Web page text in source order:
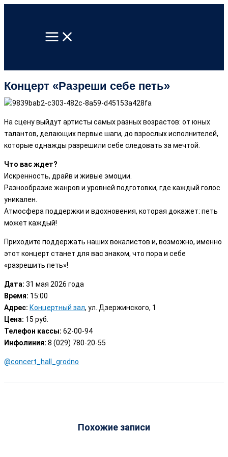
содержимому
Концерт «Разреши себе петь»
На сцену выйдут артисты самых разных возрастов: от юных
талантов, делающих первые шаги, до взрослых исполнителей,
которые однажды разрешили себе следовать за мечтой.
Что вас ждет?
Искренность, драйв и живые эмоции.
Разнообразие жанров и уровней подготовки, где каждый голос
уникален.
Атмосфера поддержки и вдохновения, которая докажет: петь
может каждый!
Приходите поддержать наших вокалистов и, возможно, именно
этот концерт станет для вас знаком, что пора и себе
«разрешить петь»!
Дата: 31 мая 2026 года
Время: 15:00
Адрес: Концертный зал, ул. Дзержинского, 1
Цена: 15 руб.
Телефон кассы: 62-00-94
Инфолиния: 8 (029) 780-20-55
@concert_hall_grodno
Похожие записи